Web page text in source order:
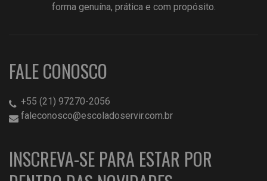
forma genuína, prática e com propósito.
FALE CONOSCO
+55 (21) 97270-2056
faleconosco@escoladoservir.com.br
INSCREVA-SE PARA ESTAR POR